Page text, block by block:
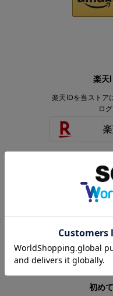
楽天
楽天IDを当ストア
ロ
楽天IDをお持
お持ちで
会員
初め